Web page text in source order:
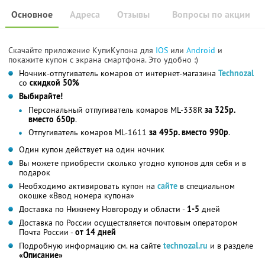
Основное Отзывы Вопросы по акции
Адреса
Скачайте приложение КупиКупона для IOS или Android и
покажите купон с экрана смартфона. Это удобно :)
Ночник-отпугиватель комаров от интернет-магазина Technozal
со скидкой 50%
Выбирайте!
Персональный отпугиватель комаров ML-338R за 325р.
вместо 650р.
Отпугиватель комаров ML-1611 за 495р. вместо 990р.
Один купон действует на один ночник
Вы можете приобрести сколько угодно купонов для себя и в
подарок
Необходимо активировать купон на сайте в специальном
окошке «Ввод номера купона»
Доставка по Нижнему Новгороду и области - 1-5 дней
Доставка по России осуществляется почтовым оператором
Почта России -от 14 дней
Подробную информацию см. на сайте technozal.ru и в разделе
«Описание»